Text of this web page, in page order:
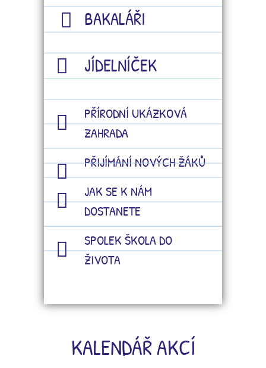
BAKALÁŘI
JÍDELNÍČEK
PŘÍRODNÍ UKÁZKOVÁ
ZAHRADA
PŘIJÍMÁNÍ NOVÝCH ŽÁKŮ
JAK SE K NÁM
DOSTANETE
SPOLEK ŠKOLA DO
ŽIVOTA
KALENDÁŘ AKCÍ